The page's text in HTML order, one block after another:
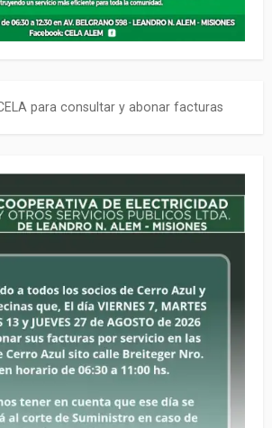
para consultar y abonar facturas